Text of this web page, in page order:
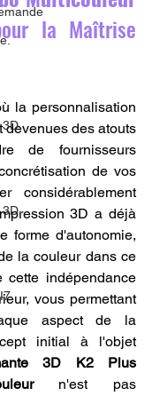
3D
3D
la Maîtrise
la personnalisation
devenues des atouts
de fournisseurs
de vos
considérablement
3D a déjà
forme d'autonomie,
la couleur dans ce
cette indépendance
vous permettant
aspect de la
initial à l'objet
3D K2 Plus
n'est pas